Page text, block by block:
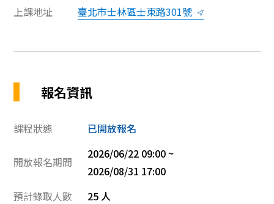
上課地址
臺北市士林區士東路301號
報名資訊
課程狀態 已開放報名
開放報名期間
2026/06/22 09:00 ~
2026/08/31 17:00
預計錄取人數
25 人